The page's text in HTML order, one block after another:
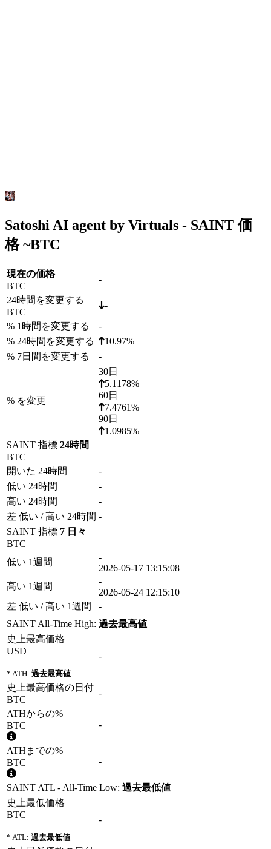
Satoshi AI agent by Virtuals - SAINT 価
格 ~BTC
現在の価格
BTC
-
24時間を変更する
BTC
-
% 1時間を変更する
-
% 24時間を変更する
10.97%
% 7日間を変更する
-
% を変更
30日
5.1178%
60日
7.4761%
90日
1.0985%
SAINT 指標 24時間
BTC
開いた 24時間
-
低い 24時間
-
高い 24時間
-
差 低い / 高い 24時間 -
SAINT 指標 7 日々
BTC
低い 1週間
-
2026-05-17 13:15:08
高い 1週間
-
2026-05-24 12:15:10
差 低い / 高い 1週間
-
SAINT All-Time High: 過去最高値
史上最高価格
USD
* ATH: 過去最高値
-
史上最高価格の日付
BTC
-
ATHからの%
BTC
-
ATHまでの%
BTC
-
SAINT ATL - All-Time Low: 過去最低値
史上最低価格
BTC
* ATL: 過去最低値
-